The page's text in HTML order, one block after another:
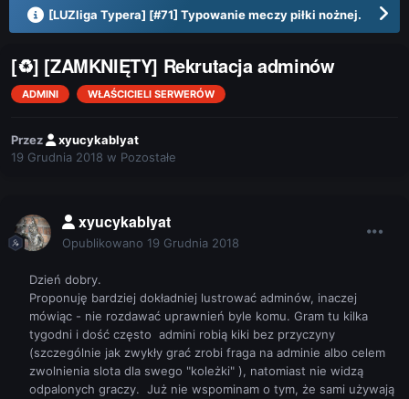
[LUZliga Typera] [#71] Typowanie meczy piłki nożnej.
[♻] [ZAMKNIĘTY] Rekrutacja adminów
ADMINI WŁAŚCICIELI SERWERÓW
Przez
xyucykablyat
19 Grudnia 2018 w Pozostałe
xyucykablyat
Opublikowano 19 Grudnia 2018
Dzień dobry.
Proponuję bardziej dokładniej lustrować adminów, inaczej
mówiąc - nie rozdawać uprawnień byle komu. Gram tu kilka
tygodni i dość często admini robią kiki bez przyczyny
(szczególnie jak zwykły grać zrobi fraga na adminie albo celem
zwolnienia slota dla swego "koleżki" ), natomiast nie widzą
odpalonych graczy. Już nie wspominam o tym, że sami używają